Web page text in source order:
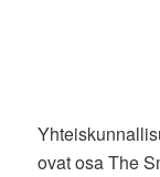
ovat osa The